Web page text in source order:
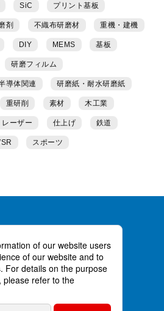
SiC プリント基板
剤 不織布研磨材 重機・建機
DIY MEMS 基板
研磨フィルム
導体関連 研磨紙・耐水研磨紙
重研削 素材 木工業
レーザー 仕上げ 鉄道
スポーツ
会員規約
ヘルプ